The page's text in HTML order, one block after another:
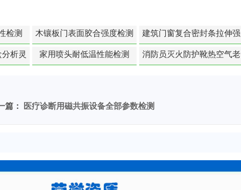
检测 木镶板门表面胶合强度检测
建筑门窗复合密封条拉伸强
度-硬质塑料材料检测
析灵
家用喷头耐低温性能检测
消防员灭火防护靴热空气老
篇： 医疗诊断用磁共振设备全部参数检测